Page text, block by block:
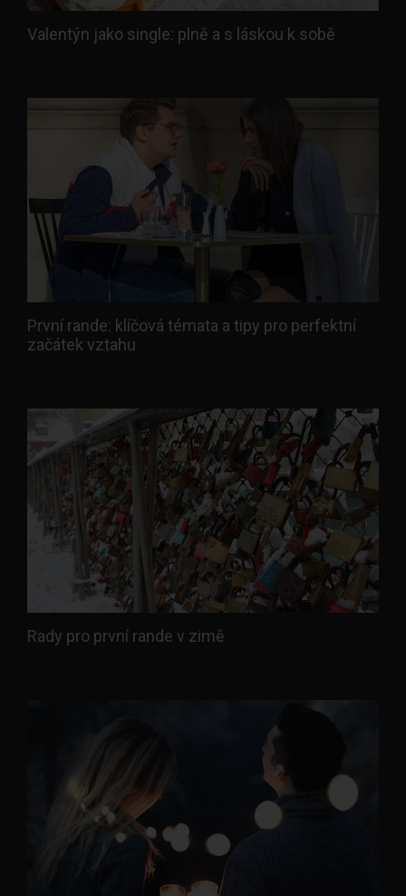
Valentýn jako single: plně a s láskou k sobě
První rande: klíčová témata a tipy pro perfektní
začátek vztahu
Rady pro první rande v zimě